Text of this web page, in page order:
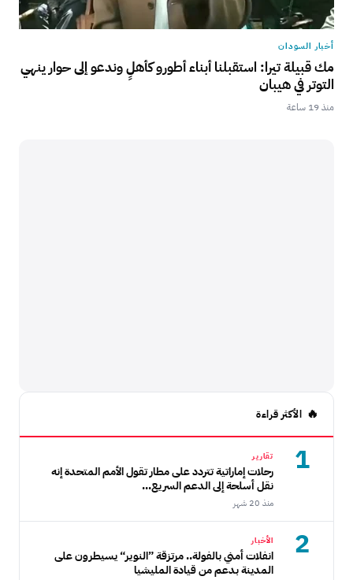
أخبار السودان
مك قبيلة تيرا: استقبلنا أبناء أطورو كأهلٍ وندعو إلى حوار ينهي
التوتر في هيبان
منذ 19 ساعة
الأكثر قراءة
1 تقارير
رحلات إماراتية تتردد على مطار تقول الأمم المتحدة إنه
نقل أسلحة إلى الدعم السريع...
منذ 20 شهر
2 الأخبار
انفلات أمني بالفولة.. مرتزقة ”النوير“ يسيطرون على
المدينة بدعم من قيادة المليشيا